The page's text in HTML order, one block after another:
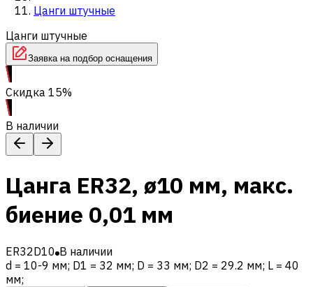
Цанги штучные
Цанги штучные
Заявка на подбор оснащения
Скидка 15%
В наличии
Цанга ER32, ø10 мм, макс.
биение 0,01 мм
ER32D10 В наличии
d = 10-9 мм; D1 = 32 мм; D = 33 мм; D2 = 29.2 мм; L = 40
мм;